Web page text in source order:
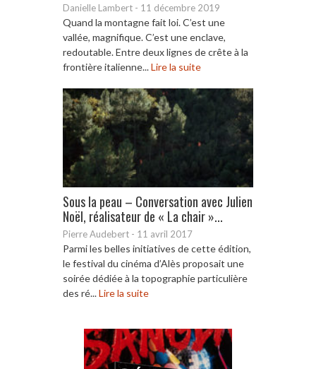
Danielle Lambert - 11 décembre 2019
Quand la montagne fait loi. C’est une
vallée, magnifique. C’est une enclave,
redoutable. Entre deux lignes de crête à la
frontière italienne...Lire la suite
Sous la peau – Conversation avec Julien
Noël, réalisateur de « La chair »...
Pierre Audebert - 11 avril 2017
Parmi les belles initiatives de cette édition,
le festival du cinéma d’Alès proposait une
soirée dédiée à la topographie particulière
des ré...Lire la suite